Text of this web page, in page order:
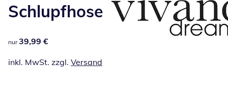
Schlupfhose
39,99 €
nur 39,99 €
inkl. MwSt. zzgl. Versand